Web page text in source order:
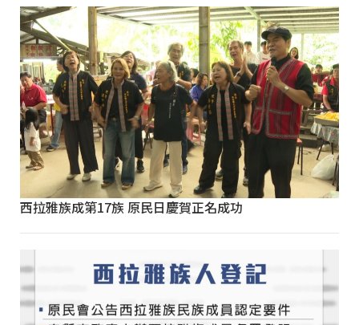
西拉雅族成第17族 原民日慶賀正名成功